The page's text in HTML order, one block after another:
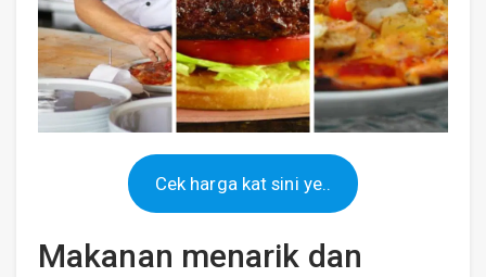
Cek harga kat sini ye..
Makanan menarik dan